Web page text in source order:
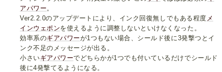
アパワー。
Ver2.2.0のアップデートにより、インク回復無しでもある程度 メ
インウェポンを使えるように調整しないといけなくなった。
効率系のギアパワーが1つもない場合、シールド後に3発撃つとイ
ンク不足のメッセージが出る。
小さいギアパワーでどちらかが1つでも付いているだけでシールド
後に4発撃てるようになる。